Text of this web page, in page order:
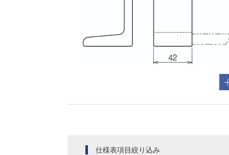
仕様表項目絞り込み